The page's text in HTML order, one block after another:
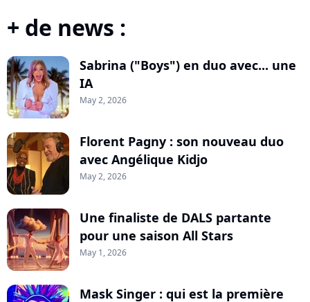
+ de news :
Sabrina ("Boys") en duo avec... une
IA
May 2, 2026
Florent Pagny : son nouveau duo
avec Angélique Kidjo
May 2, 2026
Une finaliste de DALS partante
pour une saison All Stars
May 1, 2026
Mask Singer : qui est la première